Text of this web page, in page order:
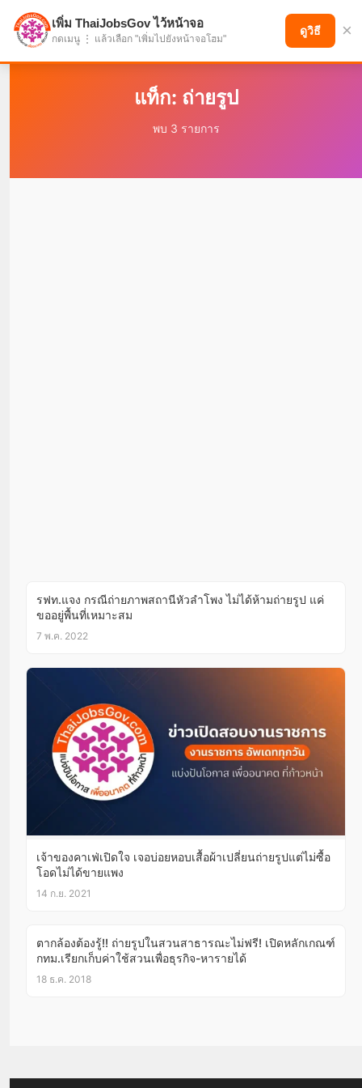
แบ่งปันโอกาส เพื่ออนาคตที่ก้าวหน้า
แท็ก: ถ่ายรูป
พบ 3 รายการ
รฟท.แจง กรณีถ่ายภาพสถานีหัวลำโพง ไม่ได้ห้ามถ่ายรูป แค่
ขออยู่พื้นที่เหมาะสม
7 พ.ค. 2022
เจ้าของคาเฟ่เปิดใจ เจอบ่อยหอบเสื้อผ้าเปลี่ยนถ่ายรูปแต่ไม่ซื้อ
โอดไม่ได้ขายแพง
14 ก.ย. 2021
ตากล้องต้องรู้!! ถ่ายรูปในสวนสาธารณะไม่ฟรี! เปิดหลักเกณฑ์
กทม.เรียกเก็บค่าใช้สวนเพื่อธุรกิจ-หารายได้
18 ธ.ค. 2018
เพิ่ม ThaiJobsGov ไว้หน้าจอ
กดเมนู ⋮ แล้วเลือก "เพิ่มไปยังหน้าจอโฮม"
ดูวิธี ×